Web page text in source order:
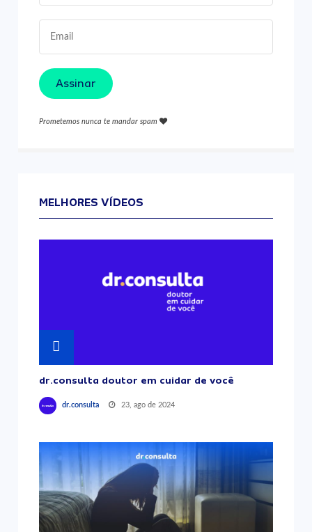
Assinar
Prometemos nunca te mandar spam
MELHORES VÍDEOS
dr.consulta doutor em cuidar de você
dr.consulta 23, ago de 2024